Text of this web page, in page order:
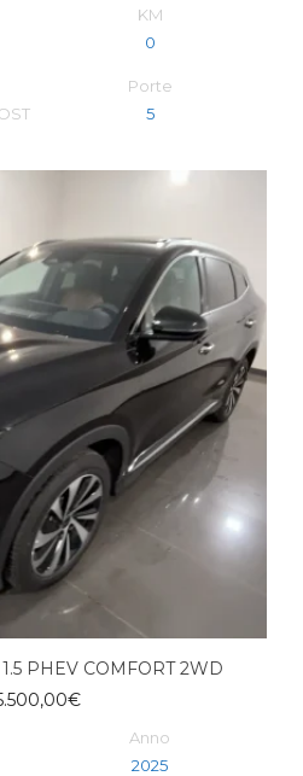
KM
0
Porte
5
PHEV COMFORT 2WD
€
Anno
2025